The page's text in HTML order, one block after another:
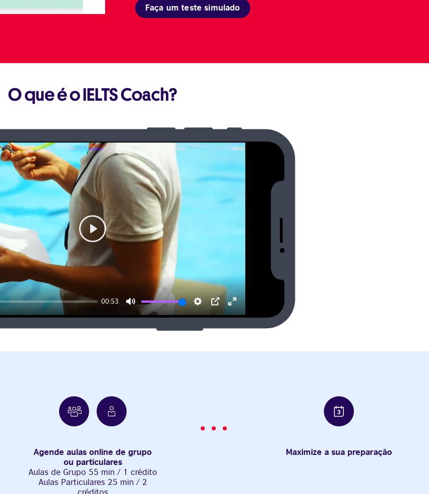
Faça um teste simulado
O que é o IELTS Coach?
00:53
Mute Settings
PIP Enter
fullscreen
Play
Agende aulas online de grupo
ou particulares
Aulas de Grupo 55 min / 1 crédito
Aulas Particulares 25 min / 2
créditos
Maximize a sua preparação